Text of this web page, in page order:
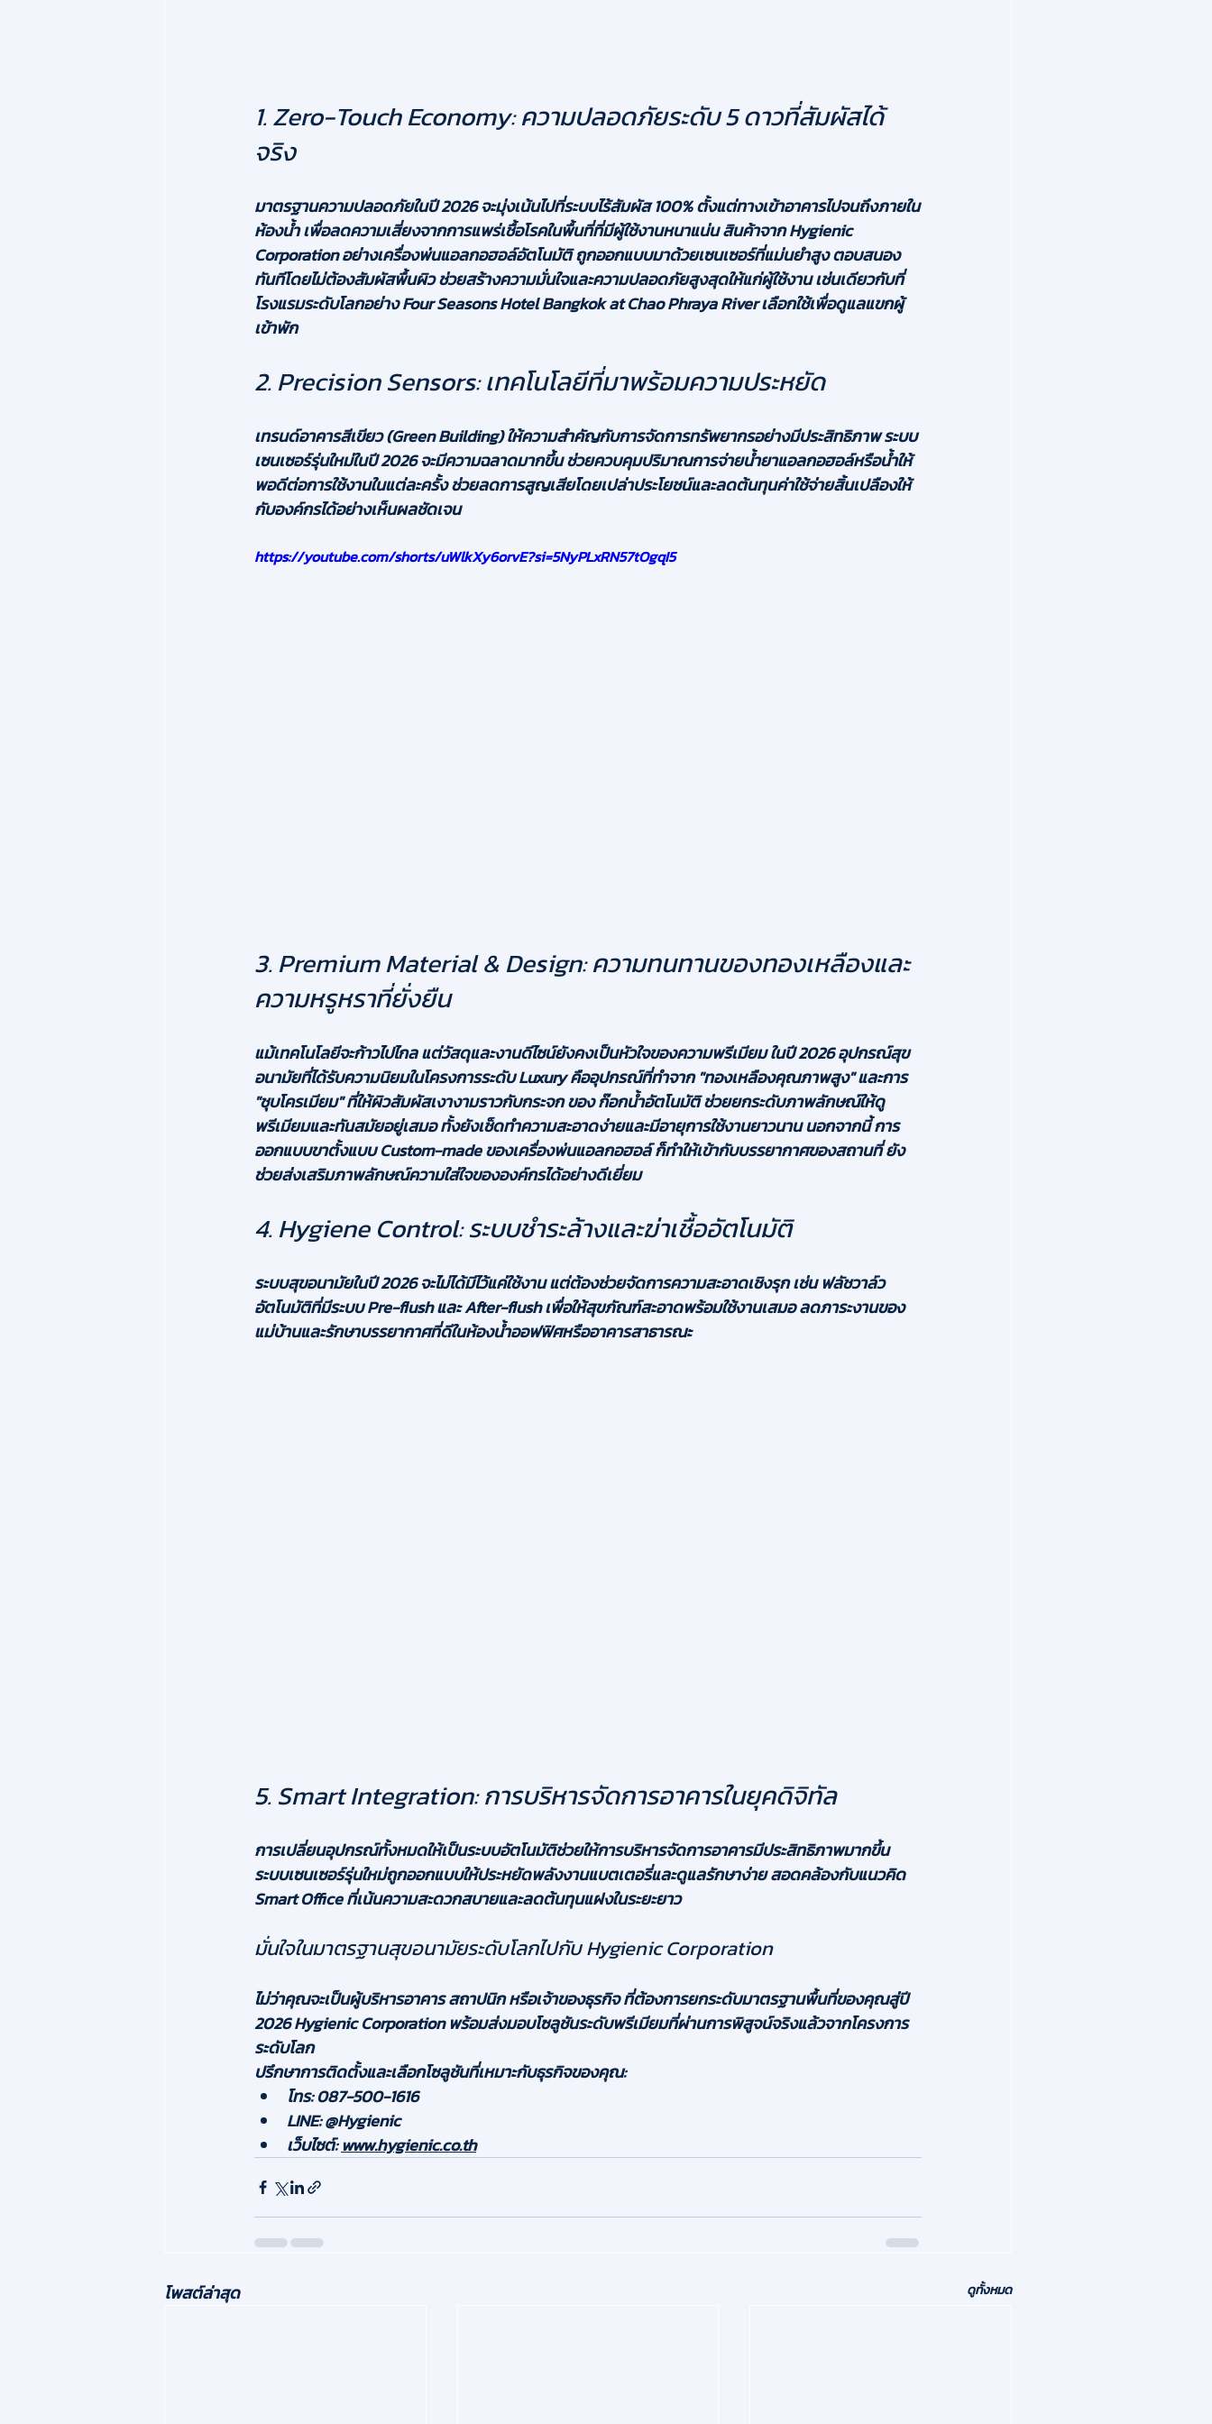
1. Zero-Touch Economy: ความปลอดภัยระดับ 5 ดาวที่สัมผัสได้
จริง
มาตรฐานความปลอดภัยในปี 2026 จะมุ่งเน้นไปที่ระบบไร้สัมผัส 100% ตั้งแต่ทางเข้าอาคารไปจนถึงภายใน
ห้องน้ำ เพื่อลดความเสี่ยงจากการแพร่เชื้อโรคในพื้นที่ที่มีผู้ใช้งานหนาแน่น สินค้าจาก Hygienic
Corporation อย่างเครื่องพ่นแอลกอฮอล์อัตโนมัติ ถูกออกแบบมาด้วยเซนเซอร์ที่แม่นยำสูง ตอบสนอง
ทันทีโดยไม่ต้องสัมผัสพื้นผิว ช่วยสร้างความมั่นใจและความปลอดภัยสูงสุดให้แก่ผู้ใช้งาน เช่นเดียวกับที่
โรงแรมระดับโลกอย่าง Four Seasons Hotel Bangkok at Chao Phraya River เลือกใช้เพื่อดูแลแขกผู้
เข้าพัก
2. Precision Sensors: เทคโนโลยีที่มาพร้อมความประหยัด
เทรนด์อาคารสีเขียว (Green Building) ให้ความสำคัญกับการจัดการทรัพยากรอย่างมีประสิทธิภาพ ระบบ
เซนเซอร์รุ่นใหม่ในปี 2026 จะมีความฉลาดมากขึ้น ช่วยควบคุมปริมาณการจ่ายน้ำยาแอลกอฮอล์หรือน้ำให้
พอดีต่อการใช้งานในแต่ละครั้ง ช่วยลดการสูญเสียโดยเปล่าประโยชน์และลดต้นทุนค่าใช้จ่ายสิ้นเปลืองให้
กับองค์กรได้อย่างเห็นผลชัดเจน
https://youtube.com/shorts/uWlkXy6orvE?si=5NyPLxRN57tOgqI5
3. Premium Material & Design: ความทนทานของทองเหลืองและ
ความหรูหราที่ยั่งยืน
แม้เทคโนโลยีจะก้าวไปไกล แต่วัสดุและงานดีไซน์ยังคงเป็นหัวใจของความพรีเมียม ในปี 2026 อุปกรณ์สุข
อนามัยที่ได้รับความนิยมในโครงการระดับ Luxury คืออุปกรณ์ที่ทำจาก "ทองเหลืองคุณภาพสูง" และการ
"ชุบโครเมียม" ที่ให้ผิวสัมผัสเงางามราวกับกระจก ของ ก๊อกน้ำอัตโนมัติ ช่วยยกระดับภาพลักษณ์ให้ดู
พรีเมียมและทันสมัยอยู่เสมอ ทั้งยังเช็ดทำความสะอาดง่ายและมีอายุการใช้งานยาวนาน นอกจากนี้ การ
ออกแบบขาตั้งแบบ Custom-made ของเครื่องพ่นแอลกอฮอล์ ก็ทำให้เข้ากับบรรยากาศของสถานที่ ยัง
ช่วยส่งเสริมภาพลักษณ์ความใส่ใจขององค์กรได้อย่างดีเยี่ยม
4. Hygiene Control: ระบบชำระล้างและฆ่าเชื้ออัตโนมัติ
ระบบสุขอนามัยในปี 2026 จะไม่ได้มีไว้แค่ใช้งาน แต่ต้องช่วยจัดการความสะอาดเชิงรุก เช่น ฟลัชวาล์ว
อัตโนมัติที่มีระบบ Pre-flush และ After-flush เพื่อให้สุขภัณฑ์สะอาดพร้อมใช้งานเสมอ ลดภาระงานของ
แม่บ้านและรักษาบรรยากาศที่ดีในห้องน้ำออฟฟิศหรืออาคารสาธารณะ
5. Smart Integration: การบริหารจัดการอาคารในยุคดิจิทัล
การเปลี่ยนอุปกรณ์ทั้งหมดให้เป็นระบบอัตโนมัติช่วยให้การบริหารจัดการอาคารมีประสิทธิภาพมากขึ้น
ระบบเซนเซอร์รุ่นใหม่ถูกออกแบบให้ประหยัดพลังงานแบตเตอรี่และดูแลรักษาง่าย สอดคล้องกับแนวคิด
Smart Office ที่เน้นความสะดวกสบายและลดต้นทุนแฝงในระยะยาว
มั่นใจในมาตรฐานสุขอนามัยระดับโลกไปกับ Hygienic Corporation
ไม่ว่าคุณจะเป็นผู้บริหารอาคาร สถาปนิก หรือเจ้าของธุรกิจ ที่ต้องการยกระดับมาตรฐานพื้นที่ของคุณสู่ปี
2026 Hygienic Corporation พร้อมส่งมอบโซลูชันระดับพรีเมียมที่ผ่านการพิสูจน์จริงแล้วจากโครงการ
ระดับโลก
ปรึกษาการติดตั้งและเลือกโซลูชันที่เหมาะกับธุรกิจของคุณ:
โทร: 087-500-1616
LINE: @Hygienic
เว็บไซต์: www.hygienic.co.th
โพสต์ล่าสุด ดูทั้งหมด